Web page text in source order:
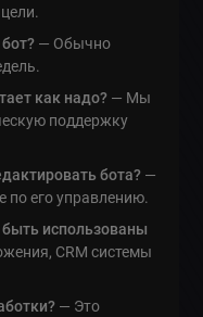
— Обычно
как надо? — Мы
поддержку
бота? —
по его управлению.
использованы
CRM системы
— Это